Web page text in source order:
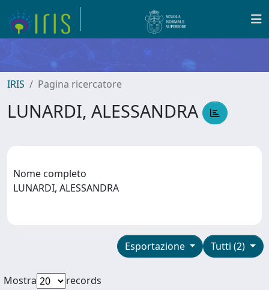
IRIS Pagina ricercatore
LUNARDI, ALESSANDRA
Nome completo
LUNARDI, ALESSANDRA
Tutti (2)
Esportazione
Mostra
records